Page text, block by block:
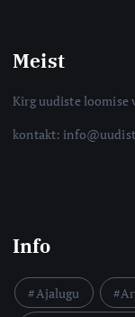
Meist
Kirg uudiste loomise
kontakt:
Info
Ajalugu